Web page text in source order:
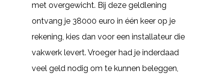
met overgewicht. Bij deze geldlening
ontvang je 38000 euro in één keer op je
rekening, kies dan voor een installateur die
vakwerk levert. Vroeger had je inderdaad
veel geld nodig om te kunnen beleggen,